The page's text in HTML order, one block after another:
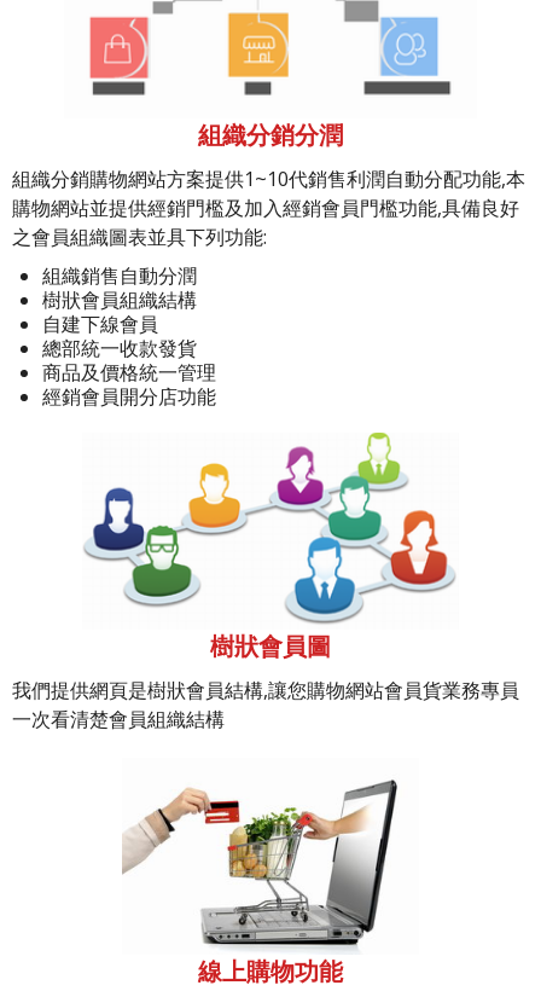
組織分銷分潤
組織分銷購物網站方案提供1~10代銷售利潤自動分配功能,本
購物網站並提供經銷門檻及加入經銷會員門檻功能,具備良好
之會員組織圖表並具下列功能:
組織銷售自動分潤
樹狀會員組織結構
自建下線會員
總部統一收款發貨
商品及價格統一管理
經銷會員開分店功能
樹狀會員圖
我們提供網頁是樹狀會員結構,讓您購物網站會員貨業務專員
一次看清楚會員組織結構
線上購物功能